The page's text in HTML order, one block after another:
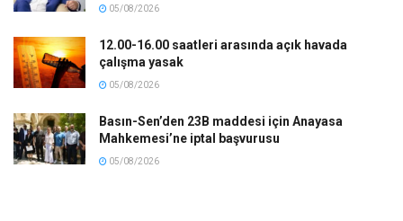
05/08/2026
12.00-16.00 saatleri arasında açık havada
çalışma yasak
05/08/2026
Basın-Sen’den 23B maddesi için Anayasa
Mahkemesi’ne iptal başvurusu
05/08/2026